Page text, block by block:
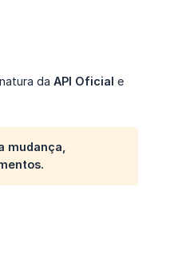
da API Oficial e
mudança,